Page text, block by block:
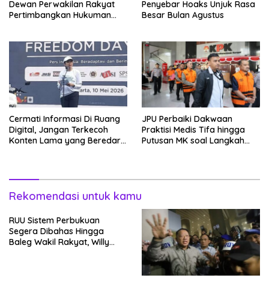
Dewan Perwakilan Rakyat
Pertimbangkan Hukuman
Penyebar Hoaks Unjuk Rasa
Besar Bulan Agustus
Cermati Informasi Di Ruang
Digital, Jangan Terkecoh
Konten Lama yang Beredar
JPU Perbaiki Dakwaan
Praktisi Medis Tifa hingga
Putusan MK soal Langkah
Rekomendasi untuk kamu
RUU Sistem Perbukuan
Segera Dibahas Hingga
Baleg Wakil Rakyat, Willy